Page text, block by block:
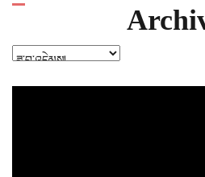
Archives